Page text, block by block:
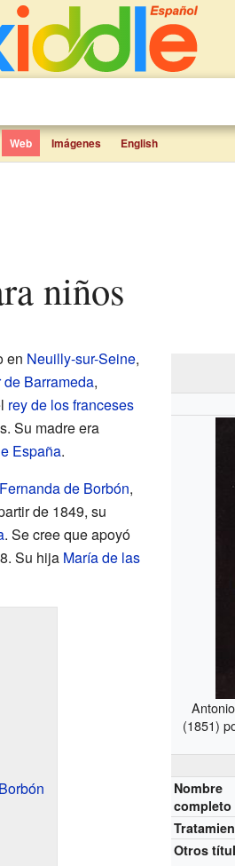
Web Imágenes English
niños
(1851)
Nombre
completo
Otros
en Neuilly-sur-Seine,
Barrameda,
rey de los franceses
Su madre era
España.
de Borbón,
de 1849, su
. Se cree que apoyó
Su hija María de las